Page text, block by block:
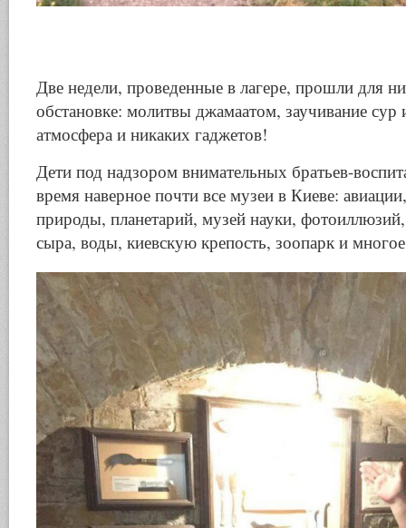
Две недели, проведенные в лагере, прошли для
обстановке: молитвы джамаатом, заучивание сур
атмосфера и никаких гаджетов!
Дети под надзором внимательных братьев-
время наверное почти все музеи в Киеве:
природы, планетарий, музей науки,
сыра, воды, киевскую крепость, зоопарк и